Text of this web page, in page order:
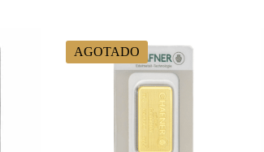
AGOTADO